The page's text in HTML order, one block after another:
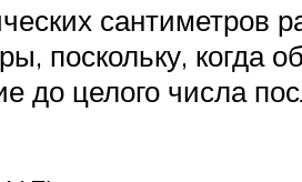
сантиметров
поскольку, когда
до целого числа